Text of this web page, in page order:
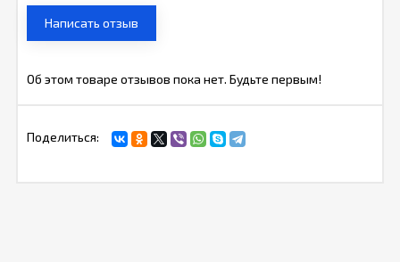
Написать отзыв
Об этом товаре отзывов пока нет. Будьте первым!
Поделиться: